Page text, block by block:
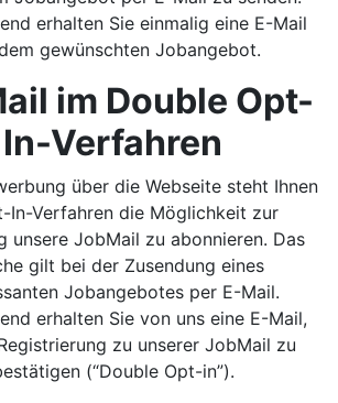
erhalten Sie einmalig eine E-Mail
gewünschten Jobangebot.
im Double Opt-
In-Verfahren
über die Webseite steht Ihnen
In-Verfahren die Möglichkeit zur
unsere JobMail zu abonnieren. Das
gilt bei der Zusendung eines
Jobangebotes per E-Mail.
erhalten Sie von uns eine E-Mail,
zu unserer JobMail zu
(“Double Opt-in”).